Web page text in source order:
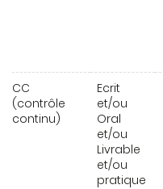
CC
(contrôle
continu)
Ecrit
et/ou
Oral
et/ou
Livrable
et/ou
pratique